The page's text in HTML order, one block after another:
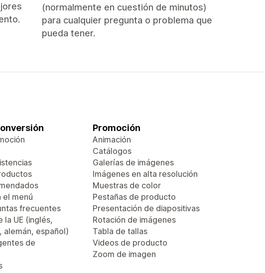
(normalmente en cuestión de minutos)
para cualquier pregunta o problema que
pueda tener.
el menú
frecuentes
la UE (inglés,
alemán, español)
de
Promoción
Animación
Catálogos
Galerías de imágenes
Imágenes en alta resolución
Muestras de color
Pestañas de producto
Presentación de diapositivas
Rotación de imágenes
Tabla de tallas
Videos de producto
Zoom de imagen